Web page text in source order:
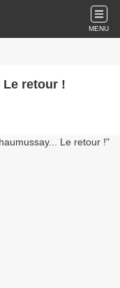
MENU
Le retour !